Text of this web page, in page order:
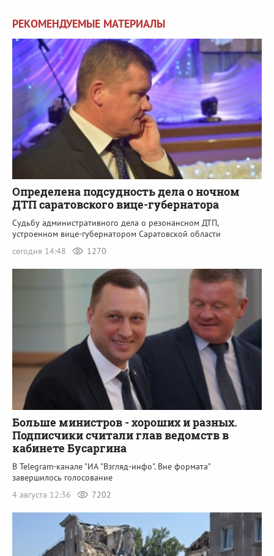
РЕКОМЕНДУЕМЫЕ МАТЕРИАЛЫ
Определена подсудность дела о ночном
ДТП саратовского вице-губернатора
Судьбу административного дела о резонансном ДТП,
устроенном вице-губернатором Саратовской области
сегодня 14:48
1270
Больше министров - хороших и разных.
Подписчики считали глав ведомств в
кабинете Бусаргина
В Telegram-канале "ИА "Взгляд-инфо". Вне формата"
завершилось голосование
4 августа 12:36
7202